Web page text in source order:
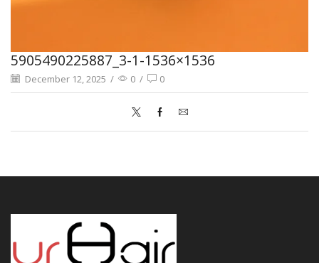
5905490225887_3-1-1536×1536
December 12, 2025 / 0 / 0